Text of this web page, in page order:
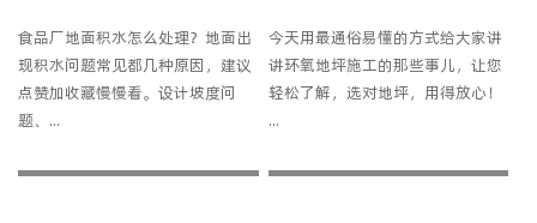
食品厂地面积水怎么处理？地面出
现积水问题常见都几种原因，建议
点赞加收藏慢慢看。设计坡度问
题、...
今天用最通俗易懂的方式给大家讲
讲环氧地坪施工的那些事儿，让您
轻松了解，选对地坪，用得放心！
...